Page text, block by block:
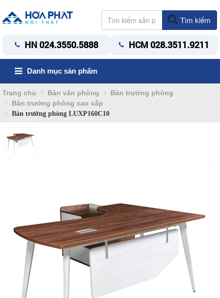
Tìm kiếm
HN 024.3550.5888 HCM 028.3511.9211
Danh mục sản phẩm
Trang chủ Bàn văn phòng
Bàn trưởng phòng
Bàn trưởng phòng cao cấp
Bàn trưởng phòng LUXP160C10